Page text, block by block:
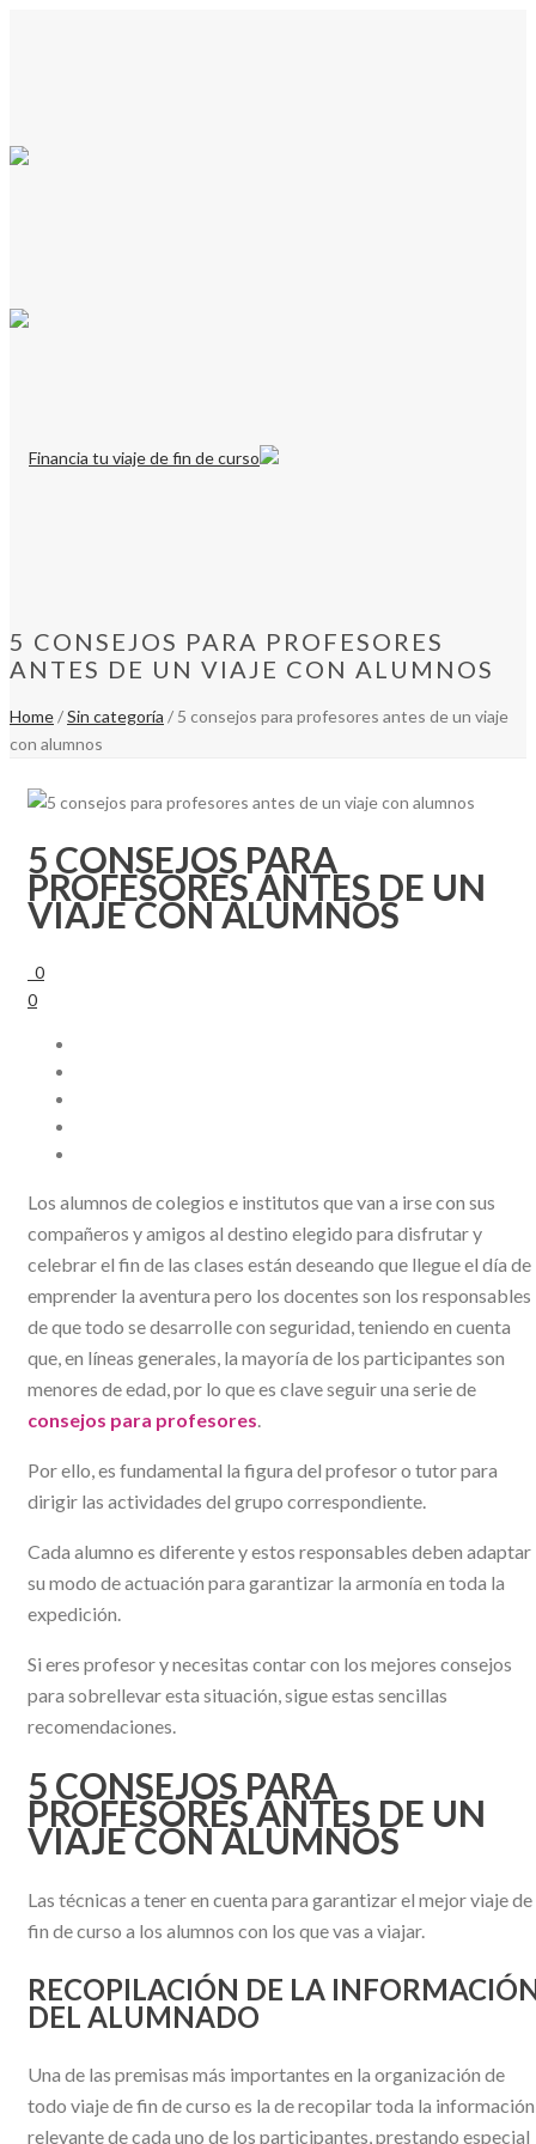
5 CONSEJOS PARA PROFESORES
ANTES DE UN VIAJE CON ALUMNOS
Home/Sin categoría / 5 consejos para profesores antes de un viaje
con alumnos
5 CONSEJOS PARA
PROFESORES ANTES DE UN
VIAJE CON ALUMNOS
0
0
Los alumnos de colegios e institutos que van a irse con sus
compañeros y amigos al destino elegido para disfrutar y
celebrar el fin de las clases están deseando que llegue el día de
emprender la aventura pero los docentes son los responsables
de que todo se desarrolle con seguridad, teniendo en cuenta
que, en líneas generales, la mayoría de los participantes son
menores de edad, por lo que es clave seguir una serie de
consejos para profesores.
Por ello, es fundamental la figura del profesor o tutor para
dirigir las actividades del grupo correspondiente.
Cada alumno es diferente y estos responsables deben adaptar
su modo de actuación para garantizar la armonía en toda la
expedición.
Si eres profesor y necesitas contar con los mejores consejos
para sobrellevar esta situación, sigue estas sencillas
recomendaciones.
5 CONSEJOS PARA
PROFESORES ANTES DE UN
VIAJE CON ALUMNOS
Las técnicas a tener en cuenta para garantizar el mejor viaje de
fin de curso a los alumnos con los que vas a viajar.
RECOPILACIÓN DE LA
DEL ALUMNADO
Una de las premisas más importantes en la organización de
todo viaje de fin de curso es la de recopilar toda la información
relevante de cada uno de los participantes, prestando especial